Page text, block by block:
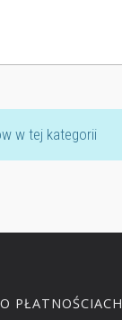
w tej kategorii
PŁATNOŚCIACH